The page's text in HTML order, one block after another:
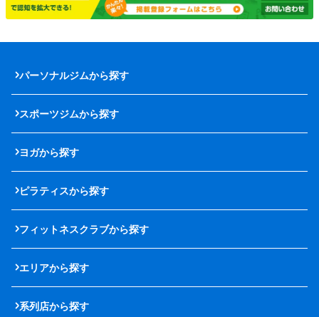
パーソナルジムから探す
スポーツジムから探す
ヨガから探す
ピラティスから探す
フィットネスクラブから探す
エリアから探す
系列店から探す